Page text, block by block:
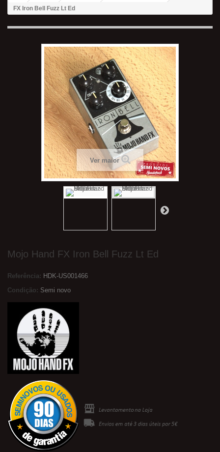
FX Iron Bell Fuzz Lt Ed
Ver maior
Mojo Hand FX Iron Bell Fuzz Lt Ed
Referência: HDK-US001466
Condição: Semi novo